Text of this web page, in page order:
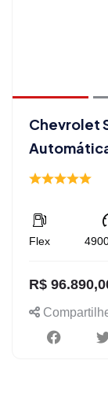
Chevrolet
Flex
R$